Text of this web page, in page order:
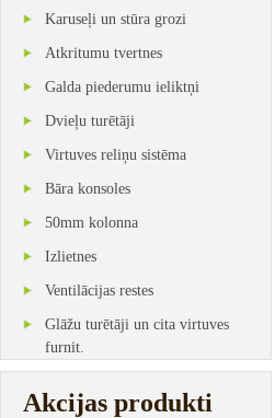
Karuseļi un stūra grozi
Atkritumu tvertnes
Galda piederumu ieliktņi
Dvieļu turētāji
Virtuves reliņu sistēma
Bāra konsoles
50mm kolonna
Izlietnes
Ventilācijas restes
Glāžu turētāji un cita virtuves
furnit.
Akcijas produkti